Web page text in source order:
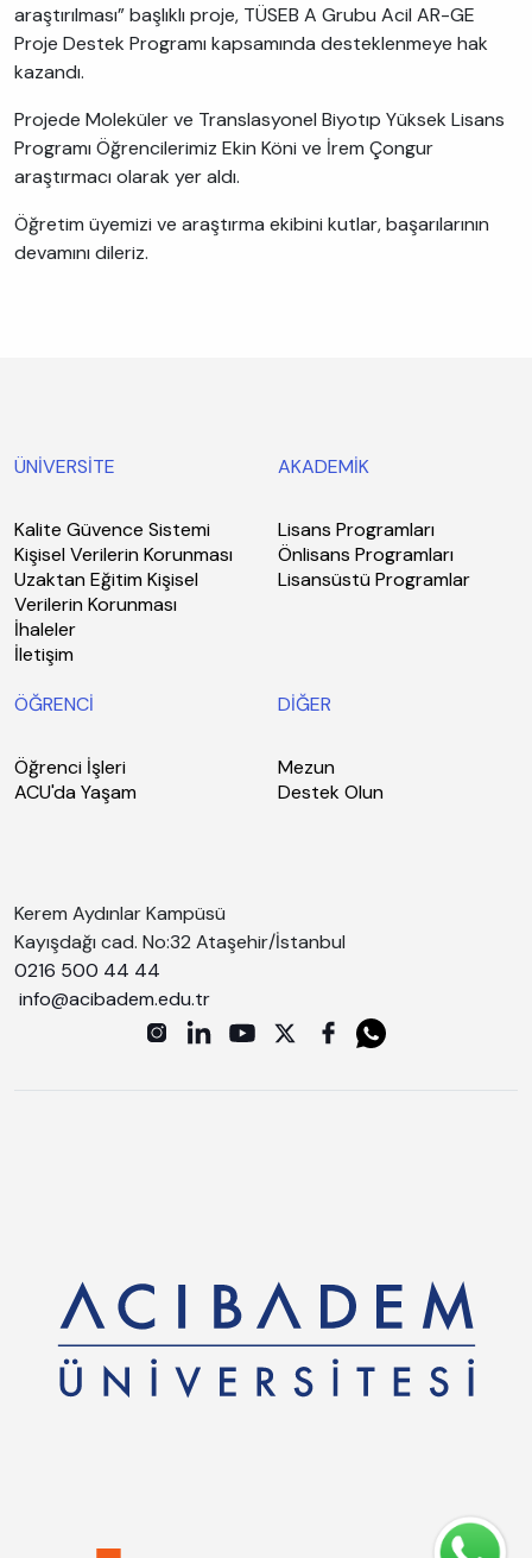
araştırılması” başlıklı proje, TÜSEB A Grubu Acil AR-GE
Proje Destek Programı kapsamında desteklenmeye hak
kazandı.
Projede Moleküler ve Translasyonel Biyotıp Yüksek Lisans
Programı Öğrencilerimiz Ekin Köni ve İrem Çongur
araştırmacı olarak yer aldı.
Öğretim üyemizi ve araştırma ekibini kutlar, başarılarının
devamını dileriz.
ÜNİVERSİTE
Kalite Güvence Sistemi
Kişisel Verilerin Korunması
Uzaktan Eğitim Kişisel
Verilerin Korunması
İhaleler
İletişim
AKADEMİK
Lisans Programları
Önlisans Programları
Lisansüstü Programlar
ÖĞRENCİ
Öğrenci İşleri
ACU'da Yaşam
DİĞER
Mezun
Destek Olun
Kerem Aydınlar Kampüsü
Kayışdağı cad. No:32 Ataşehir/İstanbul
0216 500 44 44
info@acibadem.edu.tr